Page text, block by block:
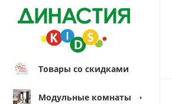
Товары со скидками
Модульные комнаты